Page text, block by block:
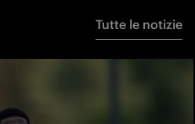
Tutte le notizie